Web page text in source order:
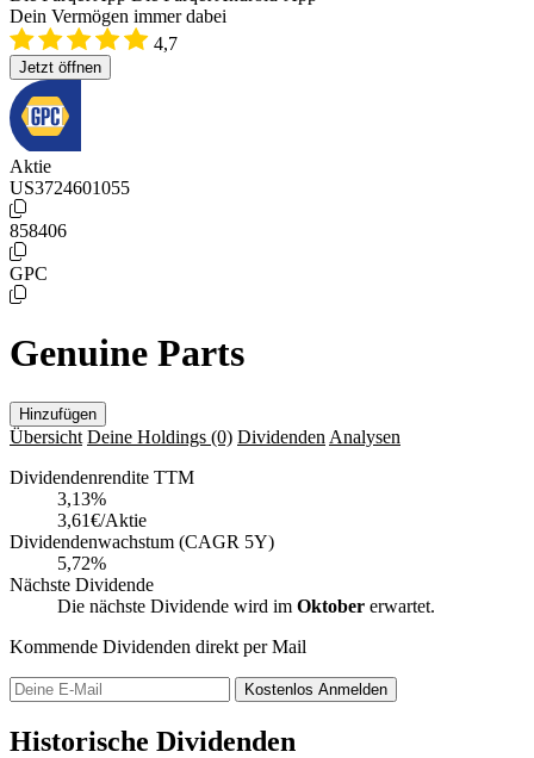
Dein Vermögen immer dabei
4,7
Jetzt öffnen
Aktie
US3724601055
858406
GPC
Genuine Parts
Hinzufügen
Übersicht Deine Holdings (0) Dividenden Analysen
Dividendenrendite TTM
3,13%
3,61€/Aktie
Dividendenwachstum (CAGR 5Y)
5,72%
Nächste Dividende
Die nächste Dividende wird im Oktober erwartet.
Kommende Dividenden direkt per Mail
Kostenlos Anmelden
Historische Dividenden